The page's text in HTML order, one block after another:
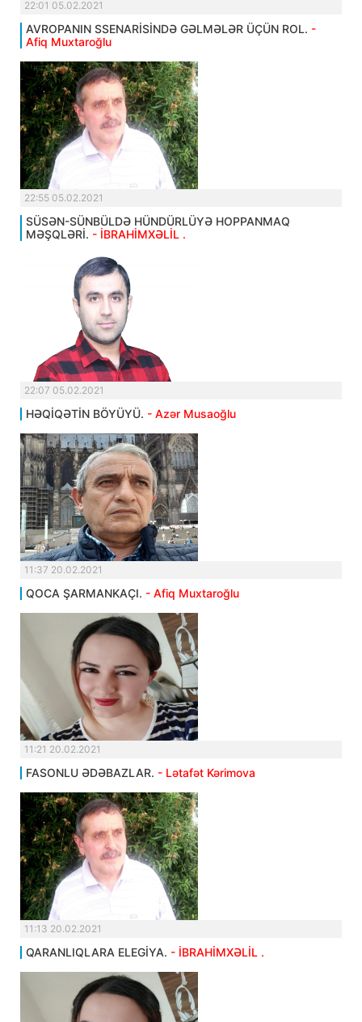
22:01 05.02.2021
AVROPANIN SSENARİSİNDƏ GƏLMƏLƏR ÜÇÜN ROL. -
Afiq Muxtaroğlu
22:55 05.02.2021
SÜSƏN-SÜNBÜLDƏ HÜNDÜRLÜYƏ HOPPANMAQ
MƏŞQLƏRİ. - İBRAHİMXƏLİL .
22:07 05.02.2021
HƏQİQƏTİN BÖYÜYÜ. - Azər Musaoğlu
11:37 20.02.2021
QOCA ŞARMANKAÇI. - Afiq Muxtaroğlu
11:21 20.02.2021
FASONLU ƏDƏBAZLAR. - Lətafət Kərimova
11:13 20.02.2021
QARANLIQLARA ELEGİYA. - İBRAHİMXƏLİL .